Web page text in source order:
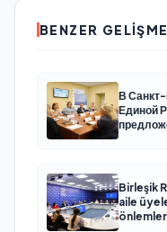
BENZER
В
Единой
Birleşik
aile